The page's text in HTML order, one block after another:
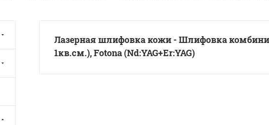
Лазерная шлифовка кожи - Шлифовка
1кв.см.), Fotona (Nd:YAG+Er:YAG)